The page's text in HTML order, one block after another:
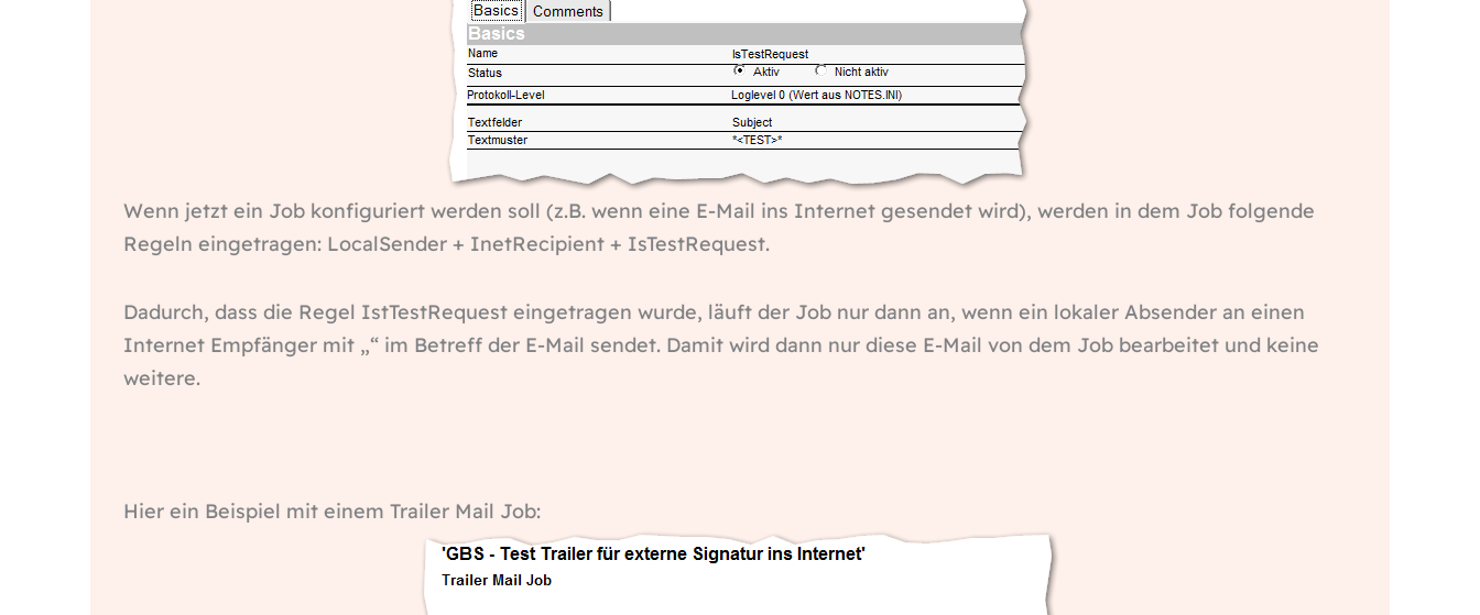
Wenn jetzt ein Job konfiguriert werden soll (z.B. wenn eine E-Mail ins Internet gesendet wird), werden in dem Job folgende
Regeln eingetragen: LocalSender + InetRecipient + IsTestRequest.
Dadurch, dass die Regel IstTestRequest eingetragen wurde, läuft der Job nur dann an, wenn ein lokaler Absender an einen
Internet Empfänger mit „“ im Betreff der E-Mail sendet. Damit wird dann nur diese E-Mail von dem Job bearbeitet und keine
weitere.
Hier ein Beispiel mit einem Trailer Mail Job: